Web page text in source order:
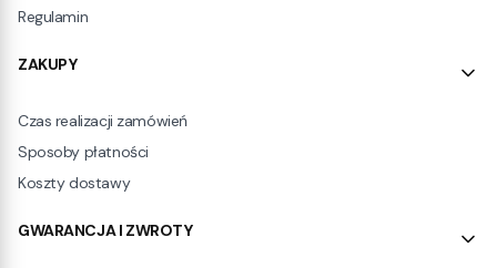
Regulamin
ZAKUPY
Czas realizacji zamówień
Sposoby płatności
Koszty dostawy
GWARANCJA I ZWROTY